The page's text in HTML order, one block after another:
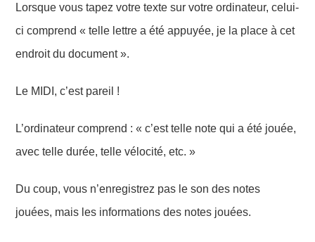
Lorsque vous tapez votre texte sur votre ordinateur, celui-
ci comprend « telle lettre a été appuyée, je la place à cet
endroit du document ».
Le MIDI, c’est pareil !
L’ordinateur comprend : « c’est telle note qui a été jouée,
avec telle durée, telle vélocité, etc. »
Du coup, vous n’enregistrez pas le son des notes
jouées, mais les informations des notes jouées.